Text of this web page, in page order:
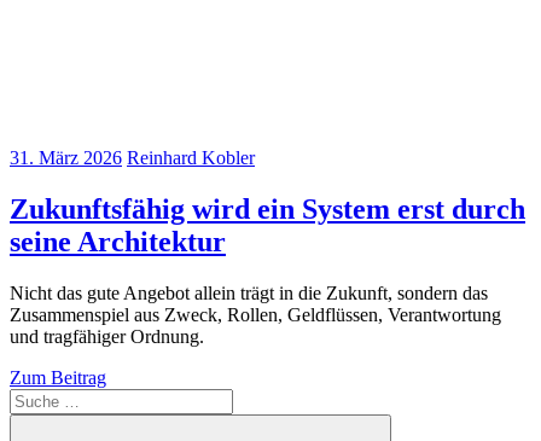
31. März 2026 Reinhard Kobler
Zukunftsfähig wird ein System erst durch
seine Architektur
Nicht das gute Angebot allein trägt in die Zukunft, sondern das
Zusammenspiel aus Zweck, Rollen, Geldflüssen, Verantwortung
und tragfähiger Ordnung.
Zum Beitrag